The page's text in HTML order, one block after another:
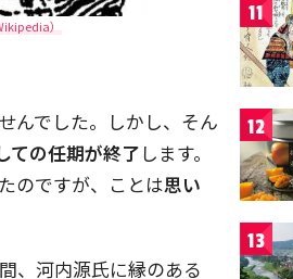
）
んでした。しかし、そん
ての任期が終了 します。
のですが、ことは思い
、河内源氏に縁のある
11
12
13